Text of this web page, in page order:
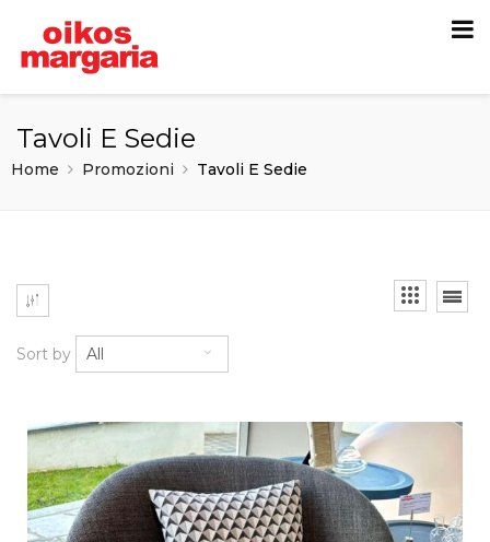
Tavoli E Sedie
Home Promozioni Tavoli E Sedie
Sort by All